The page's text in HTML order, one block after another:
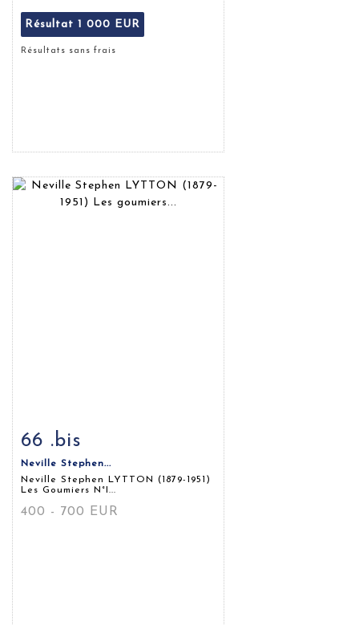
Résultat 1 000 EUR
Résultats sans frais
Fiche détaillée
66 .bis
Neville Stephen...
Neville Stephen LYTTON (1879-1951)
Les Goumiers N°I...
400 - 700 EUR